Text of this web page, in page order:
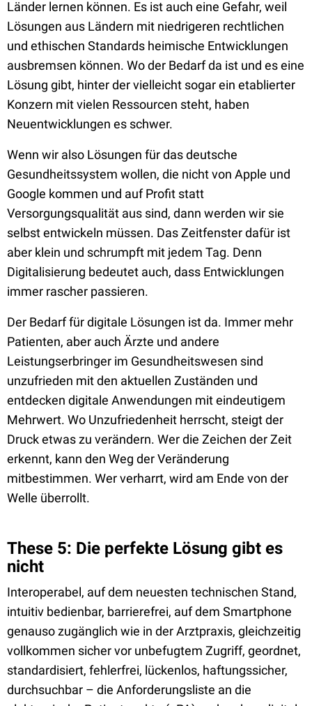
Länder lernen können. Es ist auch eine Gefahr, weil
Lösungen aus Ländern mit niedrigeren rechtlichen
und ethischen Standards heimische Entwicklungen
ausbremsen können. Wo der Bedarf da ist und es eine
Lösung gibt, hinter der vielleicht sogar ein etablierter
Konzern mit vielen Ressourcen steht, haben
Neuentwicklungen es schwer.
Wenn wir also Lösungen für das deutsche
Gesundheitssystem wollen, die nicht von Apple und
Google kommen und auf Profit statt
Versorgungsqualität aus sind, dann werden wir sie
selbst entwickeln müssen. Das Zeitfenster dafür ist
aber klein und schrumpft mit jedem Tag. Denn
Digitalisierung bedeutet auch, dass Entwicklungen
immer rascher passieren.
Der Bedarf für digitale Lösungen ist da. Immer mehr
Patienten, aber auch Ärzte und andere
Leistungserbringer im Gesundheitswesen sind
unzufrieden mit den aktuellen Zuständen und
entdecken digitale Anwendungen mit eindeutigem
Mehrwert. Wo Unzufriedenheit herrscht, steigt der
Druck etwas zu verändern. Wer die Zeichen der Zeit
erkennt, kann den Weg der Veränderung
mitbestimmen. Wer verharrt, wird am Ende von der
Welle überrollt.
These 5: Die perfekte Lösung gibt es
nicht
Interoperabel, auf dem neuesten technischen Stand,
intuitiv bedienbar, barrierefrei, auf dem Smartphone
genauso zugänglich wie in der Arztpraxis, gleichzeitig
vollkommen sicher vor unbefugtem Zugriff, geordnet,
standardisiert, fehlerfrei, lückenlos, haftungssicher,
durchsuchbar – die Anforderungsliste an die